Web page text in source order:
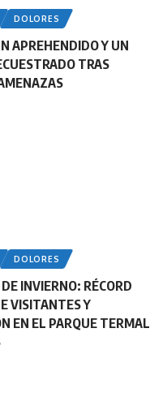
DOLORES
APREHENDIDO Y UN
TRAS
DOLORES
INVIERNO: RÉCORD
VISITANTES Y
EN EL PARQUE TERMAL